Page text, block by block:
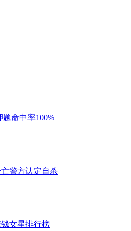
命中率100%
警方认定自杀
女星排行榜